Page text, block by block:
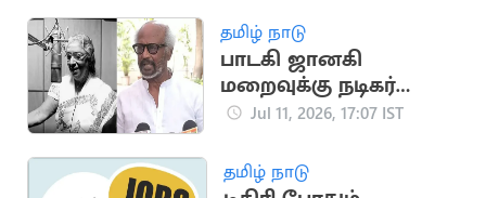
தமிழ் நாடு
பாடகி ஜானகி
மறைவுக்கு நடிகர்
ரஜினிகாந்த் இரங்கல்
Jul 11, 2026, 17:07 IST
தமிழ் நாடு